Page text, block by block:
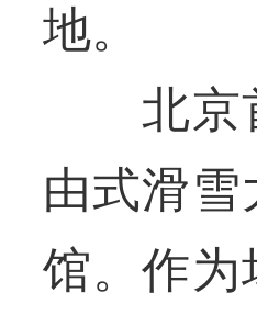
地。
北京首
由式滑
馆。作为